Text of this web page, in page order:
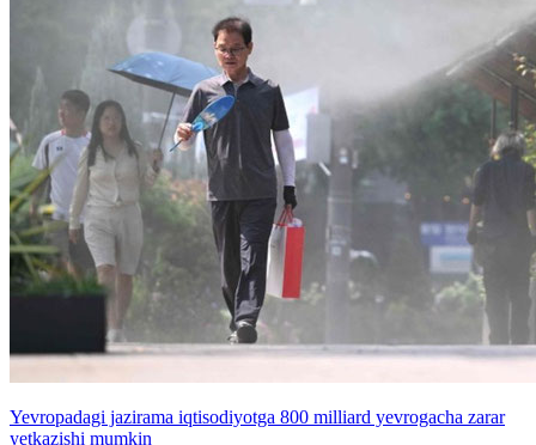
Yevropadagi jazirama iqtisodiyotga 800 milliard yevrogacha zarar
yetkazishi mumkin